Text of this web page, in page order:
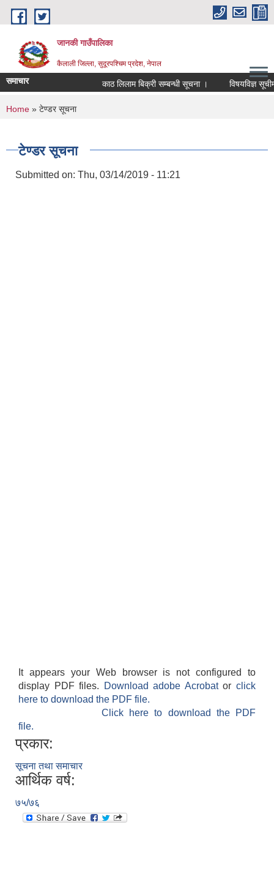
Skip to main content
जानकी गाउँपालिका
कैलाली जिल्ला, सुदूरपश्चिम प्रदेश, नेपाल
समाचार काठ लिलाम बिक्री सम्बन्धी सूचना । विषयविज्ञ
You are here
Home » टेण्डर सूचना
टेण्डर सूचना
Submitted on: Thu, 03/14/2019 - 11:21
It appears your Web browser is not configured to
display PDF files.
Download adobe Acrobatorclick
here to download the PDF file.
Click here to download the PDF
file.
प्रकार:
सूचना तथा समाचार
आर्थिक वर्ष:
७५/७६